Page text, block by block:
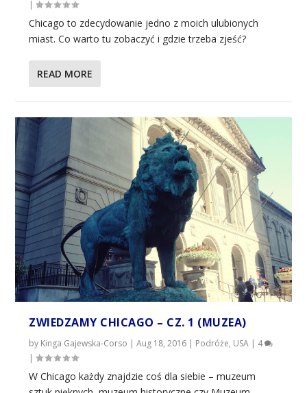
|
Chicago to zdecydowanie jedno z moich ulubionych
miast. Co warto tu zobaczyć i gdzie trzeba zjeść?
READ MORE
ZWIEDZAMY CHICAGO – CZ. 1 (MUZEA)
by Kinga Gajewska-Corso |Aug 18, 2016 | Podróże, USA | 4
|
W Chicago każdy znajdzie coś dla siebie – muzeum